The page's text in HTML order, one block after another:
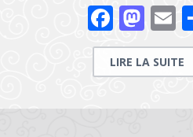
LIRE LA SUITE